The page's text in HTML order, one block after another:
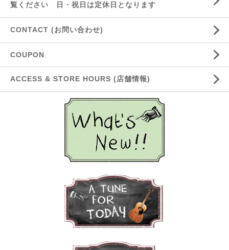
覧ください 日・祝日は定休日となります
CONTACT (お問い合わせ)
COUPON
ACCESS & STORE HOURS (店舗情報)